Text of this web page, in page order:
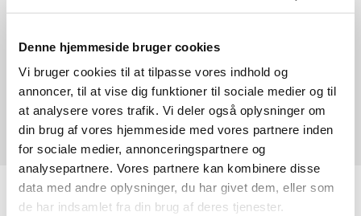
Denne hjemmeside bruger cookies
Vi bruger cookies til at tilpasse vores indhold og
annoncer, til at vise dig funktioner til sociale medier og til
at analysere vores trafik. Vi deler også oplysninger om
din brug af vores hjemmeside med vores partnere inden
for sociale medier, annonceringspartnere og
analysepartnere. Vores partnere kan kombinere disse
data med andre oplysninger, du har givet dem, eller som
de har indsamlet fra din brug af deres tjenester.
Søndag 31. januar 2027, kl. 10:30
HK Kirke, Kapelvej 38, 2200 København
N
Andreas Christensen
Højmesse hver søndag kl. 10:30 med efterfølgende